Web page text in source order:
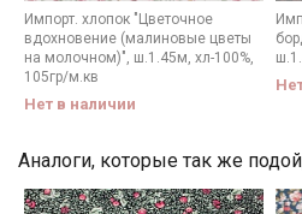
Импорт. хлопок "Цветочное
вдохновение (малиновые цветы
на молочном)", ш.1.45м, хл-100%,
105гр/м.кв
Нет в наличии
Аналоги, которые так же
Мы публикуем здесь
промокоды и скидки
категории